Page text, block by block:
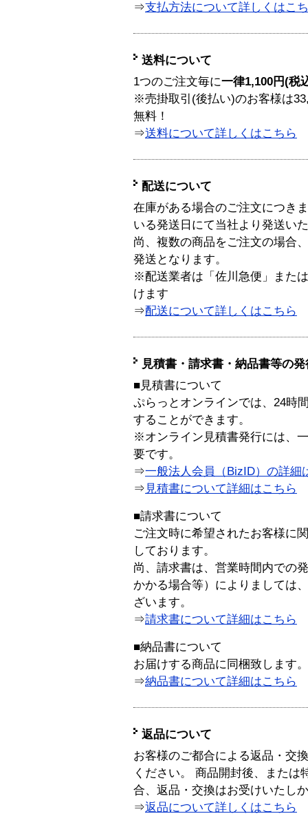
⇒支払方法について詳しくはこ
送料について
1つのご注文毎に一律1,100円(税
※売掛取引(後払い)のお客様は
無料！
⇒送料について詳しくはこちら
配送について
在庫がある場合のご注文につき
いる発送日にて当社より発送い
尚、複数の商品をご注文の場合
発送となります。
※配送業者は「佐川急便」また
けます
⇒配送について詳しくはこちら
見積書・請求書・納品書等の
■見積書について
ぷらっとオンラインでは、24時
することができます。
※オンライン見積書発行には、
要です。
⇒一般法人会員（BizID）の詳細
⇒ 見積書について詳細はこちら
■請求書について
ご注文時に希望されたお客様に
しております。
尚、請求書は、営業時間内での
かかる場合等）によりましては
ざいます。
⇒請求書について詳細はこちら
■納品書について
お届けする商品に同梱致します。
⇒納品書について詳細はこちら
返品について
お客様のご都合による返品・交
ください。 商品開封後、または
合、返品・交換はお受けいたし
⇒返品について詳しくはこちら